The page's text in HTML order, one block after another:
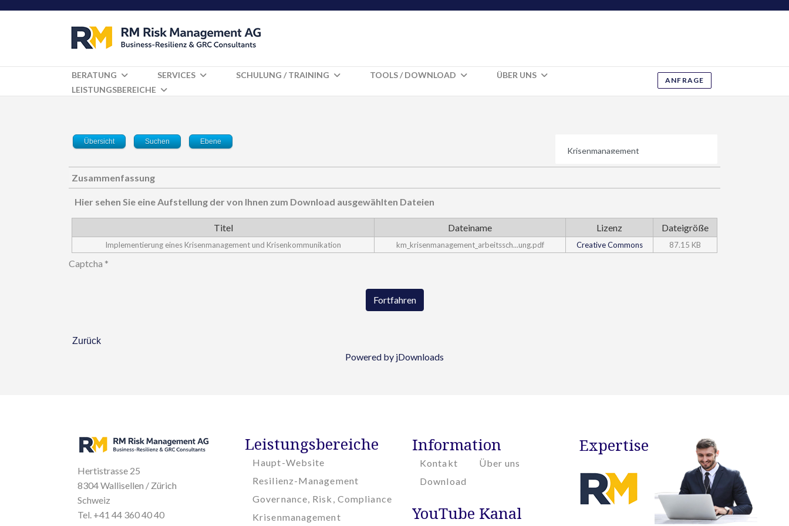
ANFRAGE
BERATUNG SERVICES SCHULUNG / TRAINING TOOLS / DOWNLOAD
ÜBER UNS
LEISTUNGSBEREICHE
Übersicht Suchen Ebene
Zusammenfassung
Hier sehen Sie eine Aufstellung der von Ihnen zum Download ausgewählten Dateien
Titel Dateiname Lizenz Dateigröße
Implementierung eines Krisenmanagement und Krisenkommunikation km_krisenmanagement_arbeitssch...ung.pdf Creative Commons 87.15 KB
Captcha *
Fortfahren
Zurück
Powered by jDownloads
Hertistrasse 25
8304 Wallisellen / Zürich
Schweiz
Tel. +41 44 360 40 40
Leistungsbereiche
Haupt-Website
Resilienz-Management
Governance, Risk, Compliance
Krisenmanagement
Information
Kontakt
Über uns
Download
YouTube Kanal
Expertise